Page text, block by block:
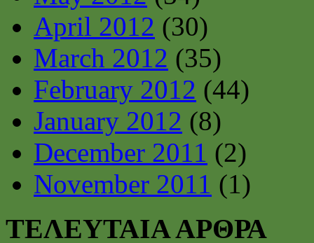
April 2012 (30)
March 2012 (35)
February 2012 (44)
January 2012 (8)
December 2011 (2)
November 2011 (1)
ΤΕΛΕΥΤΑΙΑ ΑΡΘΡΑ